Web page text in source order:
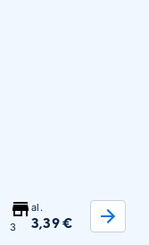
3
al.
3,39 €